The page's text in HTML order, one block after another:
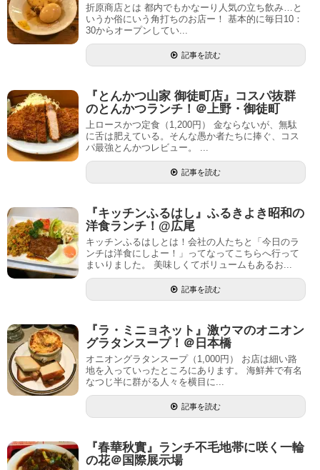
折原商店とは 都内でもかなーり人気の立ち飲み…と
いうか俗にいう角打ちのお店ー！ 基本的に毎日10：
30からオープンしてい...
記事を読む
『とんかつ山家 御徒町店』コスパ抜群
のとんかつランチ！＠上野・御徒町
上ロースかつ定食（1,200円） 金ならないが、無駄
に舌は肥えている。そんな愚か者たちに捧ぐ、コス
パ最強とんかつレビュー。 ...
記事を読む
『キッチンふるはし』ふるきよき昭和の
洋食ランチ！@広尾
キッチンふるはしとは！会社の人たちと「今日のラ
ンチは洋食にしよー！」ってなってこちらへ行って
まいりました。 美味しくてボリュームもあるお...
記事を読む
『ラ・ミニョネット』激ウマのオニオン
グラタンスープ！＠日本橋
オニオングラタンスープ（1,000円） お店は細い路
地を入っていったところにあります。 海鮮丼で有名
なつじ半に群がる人々を横目に...
記事を読む
『春華秋實』ランチ不毛地帯に咲く一輪
の花＠国際展示場